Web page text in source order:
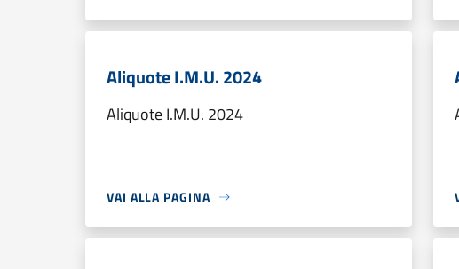
Aliquote I.M.U. 2024
Aliquote I.M.U. 2024
VAI ALLA PAGINA